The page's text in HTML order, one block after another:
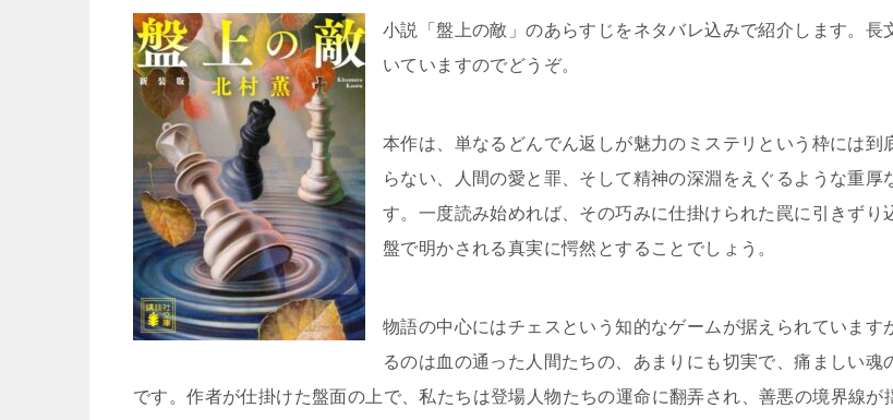
小説「盤上の敵」のあらすじをネタバレ込みで紹介します。長
いていますのでどうぞ。
本作は、単なるどんでん返しが魅力のミステリという枠には到
らない、人間の愛と罪、そして精神の深淵をえぐるような重厚
す。一度読み始めれば、その巧みに仕掛けられた罠に引きずり
盤で明かされる真実に愕然とすることでしょう。
物語の中心にはチェスという知的なゲームが据えられています
るのは血の通った人間たちの、あまりにも切実で、痛ましい魂
です。作者が仕掛けた盤面の上で、私たちは登場人物たちの運命に翻弄され、善悪の境界線が